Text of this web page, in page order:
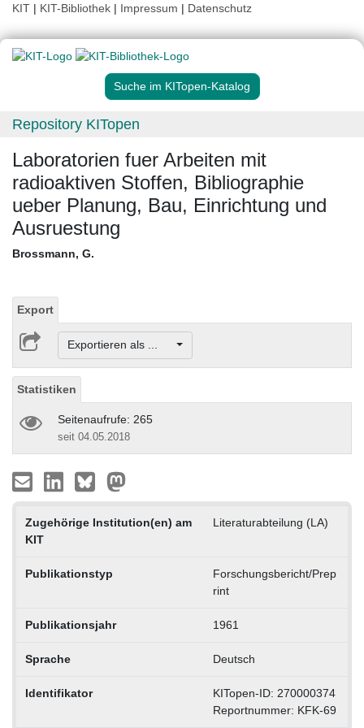
KIT | KIT-Bibliothek | Impressum | Datenschutz
Suche im KITopen-Katalog
Repository KITopen
Laboratorien fuer Arbeiten mit
radioaktiven Stoffen, Bibliographie
ueber Planung, Bau, Einrichtung und
Ausruestung
Brossmann, G.
Export
Exportieren als ...
Statistiken
Seitenaufrufe: 265
seit 04.05.2018
Zugehörige Institution(en) am
KIT
Literaturabteilung (LA)
Publikationstyp
Forschungsbericht/Prep
rint
Publikationsjahr 1961
Sprache Deutsch
Identifikator
KITopen-ID: 270000374
Reportnummer: KFK-69